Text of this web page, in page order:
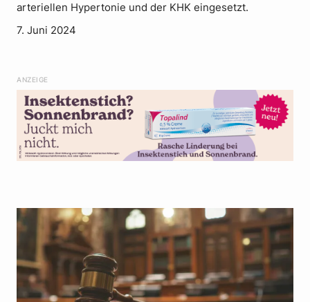
arteriellen Hypertonie und der KHK eingesetzt.
7. Juni 2024
ANZEIGE